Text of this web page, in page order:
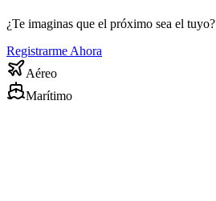
¿Te imaginas que el próximo sea el tuyo?
Registrarme Ahora
Aéreo
Marítimo